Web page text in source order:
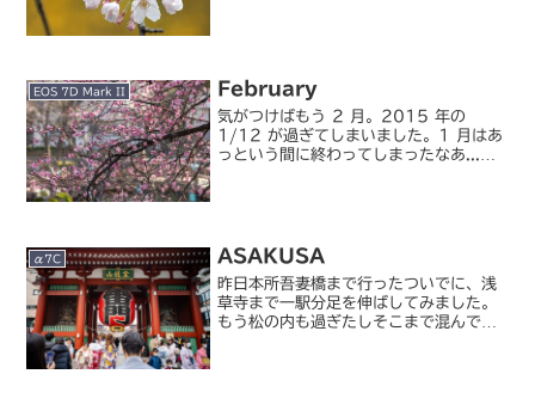
EOS 7D Mark II February
気がつけばもう 2 月。2015 年の
1/12 が過ぎてしまいました。1 月はあ
っという間に終わってしまったなあ...。
α7C ASAKUSA
昨日本所吾妻橋まで行ったついでに、浅
草寺まで一駅分足を伸ばしてみました。
もう松の内も過ぎたしそこまで混んでい